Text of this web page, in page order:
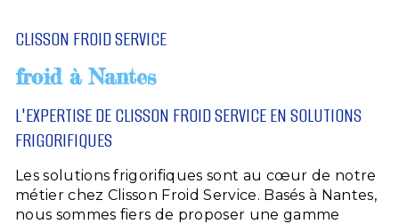
CLISSON FROID SERVICE
froid à Nantes
L'EXPERTISE DE CLISSON FROID SERVICE EN SOLUTIONS
FRIGORIFIQUES
Les solutions frigorifiques sont au cœur de notre
métier chez Clisson Froid Service. Basés à Nantes,
nous sommes fiers de proposer une gamme